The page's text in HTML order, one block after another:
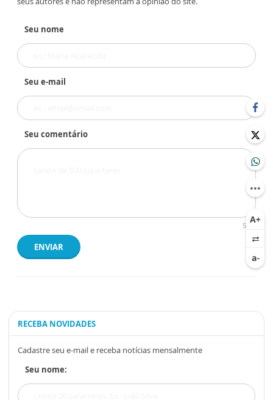
Seu nome
Seu e-mail
Seu comentário
500
ENVIAR
RECEBA NOVIDADES
Cadastre seu e-mail e receba notícias mensalmente
Seu nome: